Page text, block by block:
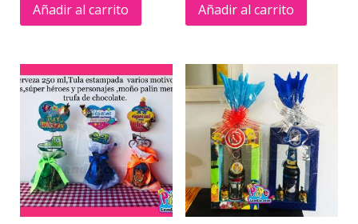
Añadir al carrito Añadir al carrito